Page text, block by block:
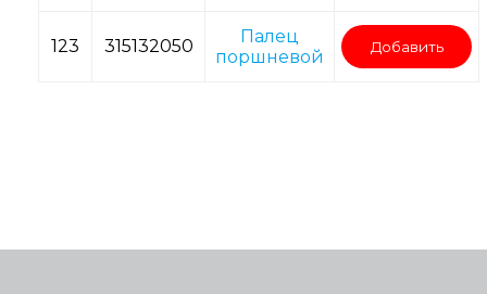
123 315132050
Палец
поршневой
Добавить